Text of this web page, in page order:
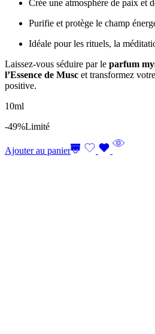
Crée une atmosphère de paix et
Purifie et protège le champ
Idéale pour les rituels, la
Laissez-vous séduire par le parfum
l’Essence de Musc et transformez
positive.
10ml
-49%Limité
Ajouter au panier